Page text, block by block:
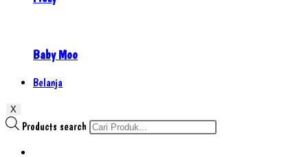
Baby Moo
Belanja
X
Products search